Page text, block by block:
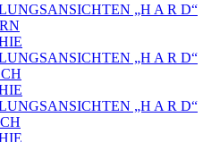
„H A R D“
„H A R D“
„H A R D“